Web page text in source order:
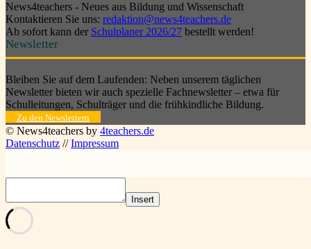
News4teachers - Neues aus Bildung und Wissenschaft
Kontaktieren Sie uns: redaktion@news4teachers.de
Ab sofort kann der Schulplaner 2026/27 bestellt werden!
Newsletter
Bleiben Sie auf dem Laufenden: Neben unserem täglichen
Newsletter bieten wir auch spezielle Fachnewsletter – etwa für
Schulleitungen, Schulträger und die frühkindliche Bildung.
Zu den Newslettern
© News4teachers by 4teachers.de
Datenschutz //Impressum
Insert